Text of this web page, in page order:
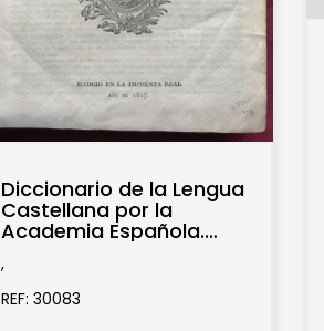
Diccionario de la Lengua
Castellana por la
Academia Española.
,
REF: 30083